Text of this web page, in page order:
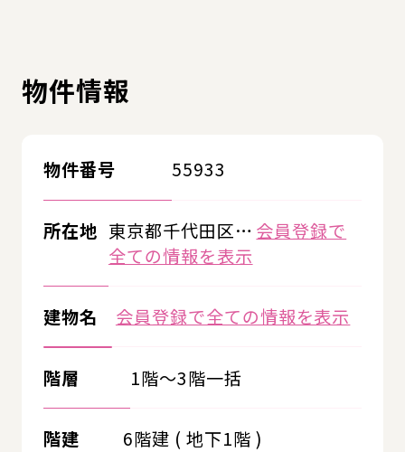
物件情報
物件番号 55933
所在地 東京都千代田区… 会員登録で
全ての情報を表示
建物名 会員登録で全ての情報を表示
階層 1階～3階一括
階建 6階建 ( 地下1階 )